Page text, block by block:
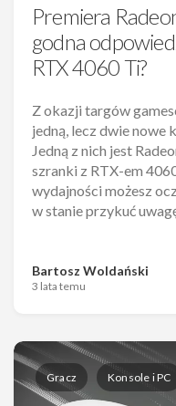
Premiera
godna
RTX 4060 Ti?
Z okazji targów
jedną, lecz dwie nowe
Jedną z nich jest
szranki z RTX-em
wydajności możesz
w stanie przykuć
Bartosz Woldański
3 lata temu
Gracz Konsole i PC